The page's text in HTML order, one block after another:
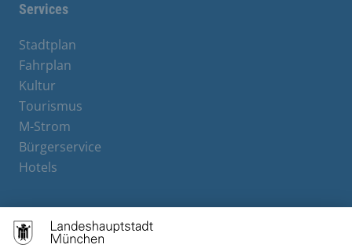
Services
Stadtplan
Fahrplan
Kultur
Tourismus
M-Strom
Bürgerservice
Hotels
Contact